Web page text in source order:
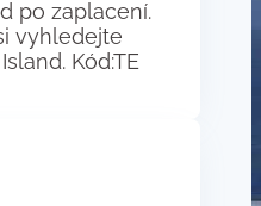
po zaplacení.
vyhledejte
Kód:TE